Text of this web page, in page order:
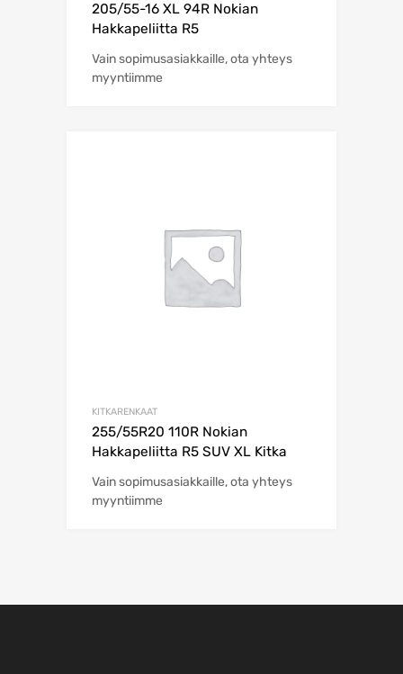
205/55-16 XL 94R Nokian
Hakkapeliitta R5
Vain sopimusasiakkaille, ota yhteys
myyntiimme
KITKARENKAAT
255/55R20 110R Nokian
Hakkapeliitta R5 SUV XL Kitka
Vain sopimusasiakkaille, ota yhteys
myyntiimme